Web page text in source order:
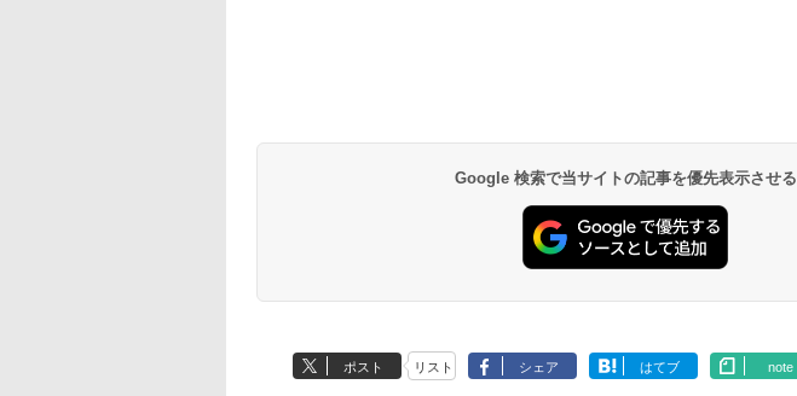
Google 検索で当サイトの記事を優先表示させる
ポスト リスト シェア はてブ note